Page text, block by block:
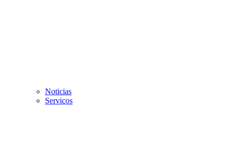
Noticias
Serviços